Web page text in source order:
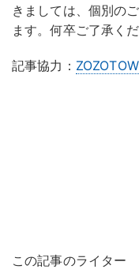
きましては、個別の
ます。何卒ご了承くだ
記事協力：
この記事のライター